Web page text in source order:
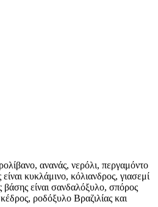
ανανάς, νερόλι, περγαμόντο
κυκλάμινο, κόλιανδρος, γιασεμί
βάσης είναι σανδαλόξυλο, σπόρος
ροδόξυλο Βραζιλίας και